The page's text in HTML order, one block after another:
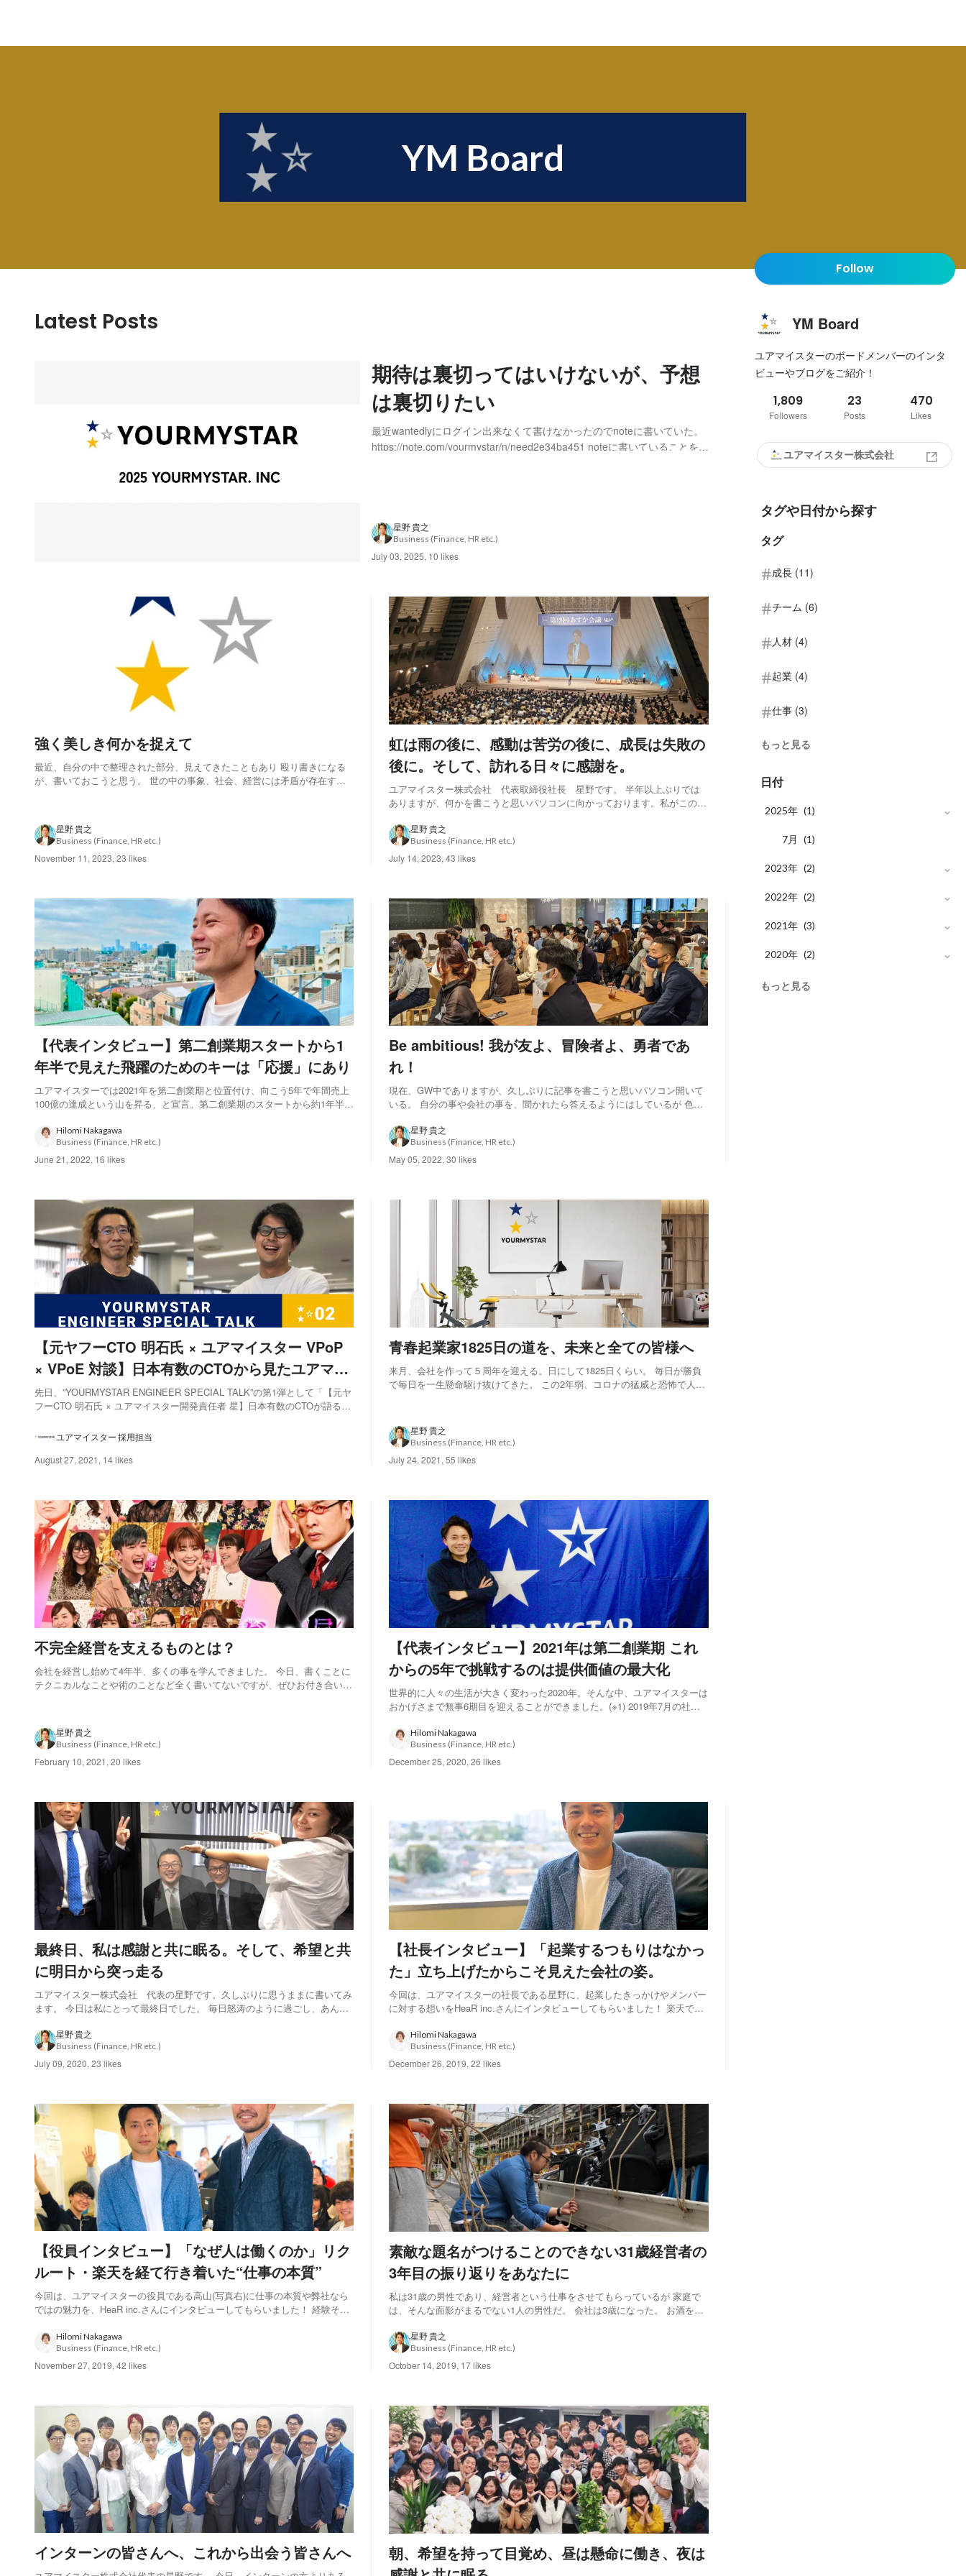
YM Board
Latest Posts
期待は裏切ってはいけないが、予想
は裏切りたい
最近wantedlyにログイン出来なくて書けなかったのでnoteに書いていた。
https://note.com/yourmystar/n/need2e34ba451 noteに書いていることをこ
星野 貴之
Business (Finance, HR etc.)
July 03, 2025, 10 likes
強く美しき何かを捉えて
最近、自分の中で整理された部分、見えてきたこともあり 殴り書きになる
が、書いておこうと思う。 世の中の事象、社会、経営には矛盾が存在す
星野 貴之
Business (Finance, HR etc.)
November 11, 2023, 23 likes
虹は雨の後に、感動は苦労の後に、成長は失敗の
後に。そして、訪れる日々に感謝を。
ユアマイスター株式会社 代表取締役社長 星野です。 半年以上ぶりでは
ありますが、何かを書こうと思いパソコンに向かっております。私がこの記
のですが、今回は、自分の中で”新しい自分が芽生え始めている”という感覚
があるのと、応援していただける方たちに改...
星野 貴之
Business (Finance, HR etc.)
July 14, 2023, 43 likes
【代表インタビュー】第二創業期スタートから1
年半で見えた飛躍のためのキーは「応援」にあり
ユアマイスターでは2021年を第二創業期と位置付け、向こう5年で年間売上
100億の達成という山を昇る、と宣言。第二創業期のスタートから約1年半経
す。 toCとtoBの2本の土台は整った、あとは走り切るのみ ー第二創業期の
スタートから1年半が経過し...
Hilomi Nakagawa
Business (Finance, HR etc.)
June 21, 2022, 16 likes
Be ambitious! 我が友よ、冒険者よ、勇者であ
れ！
現在、GW中でありますが、久しぶりに記事を書こうと思いパソコン開いて
いる。 自分の事や会社の事を、聞かれたら答えるようにはしているが 色ん
ていってるのだと思う。 応援してくださる皆様、ご利用していただけるお
客様への責任というのが本当に大きくなって...
星野 貴之
Business (Finance, HR etc.)
May 05, 2022, 30 likes
【元ヤフーCTO 明石氏 × ユアマイスター VPoP
× VPoE 対談】日本有数のCTOから見たユアマイ
スターとプロダクト
先日、”YOURMYSTAR ENGINEER SPECIAL TALK”の第1弾として「【元ヤ
フーCTO 明石氏 × ユアマイスター開発責任者 星】日本有数のCTOが語るエ
https://www.wantedly.com/companies/yourmystar/post_artic...
ユアマイスター 採用担当
August 27, 2021 , 14 likes
青春起業家1825日の道を、未来と全ての皆様へ
来月、会社を作って５周年を迎える。日にして1825日くらい。 毎日が勝負
で毎日を一生懸命駆け抜けてきた。 この2年弱、コロナの猛威と恐怖で人々
て、時間的規制や移動規制とかがなくな...
星野 貴之
Business (Finance, HR etc.)
July 24, 2021 , 55 likes
不完全経営を支えるものとは？
会社を経営し始めて4年半、多くの事を学んできました。 今日、書くことに
テクニカルなことや術のことなど全く書いてないですが、ぜひお付き合いく
送していただいた。こんな機会は滅多に...
星野 貴之
Business (Finance, HR etc.)
February 10, 2021 , 20 likes
【代表インタビュー】2021年は第二創業期 これ
からの5年で挑戦するのは提供価値の最大化
世界的に人々の生活が大きく変わった2020年。そんな中、ユアマイスターは
おかげさまで無事6期目を迎えることができました。(※1) 2019年7月の社員
とができました。2021年はさらに飛躍することを目指し、第二創業期と位置
付けています。 ...
Hilomi Nakagawa
Business (Finance, HR etc.)
December 25, 2020, 26 likes
最終日、私は感謝と共に眠る。そして、希望と共
に明日から突っ走る
ユアマイスター株式会社 代表の星野です。久しぶりに思うままに書いてみ
ます。 今日は私にとって最終日でした。 毎日怒涛のように過ごし、あんな
嵐のような、横殴りの風が吹く毎日の中に、今日は節目があった。 久しぶ
りに、心が揺さぶられる物を感じた。久し...
星野 貴之
Business (Finance, HR etc.)
July 09, 2020, 23 likes
【社長インタビュー】「起業するつもりはなかっ
た」立ち上げたからこそ見えた会社の姿。
今回は、ユアマイスターの社長である星野に、起業したきっかけやメンバー
に対する想いをHeaR inc.さんにインタビューしてもらいました！ 楽天での
直、元々起業することは考えていませんでした。 前職の楽天で働いていた
時に、投資家の方とお話をする機...
Hilomi Nakagawa
Business (Finance, HR etc.)
December 26, 2019, 22 likes
【役員インタビュー】「なぜ人は働くのか」リク
ルート・楽天を経て行き着いた“仕事の本質”
今回は、ユアマイスターの役員である高山(写真右)に仕事の本質や弊社なら
ではの魅力を、HeaR inc.さんにインタビューしてもらいました！ 経験その
ーにジョインした理由を教えてください！ 僕がジョインした理由は2つで
す。 1つは「自分ができな...
Hilomi Nakagawa
Business (Finance, HR etc.)
November 27, 2019, 42 likes
素敵な題名がつけることのできない31歳経営者の
3年目の振り返りをあなたに
私は31歳の男性であり、経営者という仕事をさせてもらっているが 家庭で
は、そんな面影がまるでない1人の男性だ。 会社は3歳になった。 お酒を飲
Youtubeを見たり 本を読んだりと「無」であることもあえて多くしている。
解釈があまり必要のない感情のまま...
星野 貴之
Business (Finance, HR etc.)
October 14, 2019, 17 likes
インターンの皆さんへ、これから出会う皆さんへ
朝、希望を持って目覚め、昼は懸命に働き、夜は
Follow
YM Board
ユアマイスターのボードメンバーのインタ
ビューやブログをご紹介！
1,809
Followers
23
Posts
470
Likes
ユアマイスター株式会社
タグや日付から探す
タグ
成長 (11)
チーム (6)
人材 (4)
起業 (4)
仕事 (3)
もっと見る
日付
2025年 (1)
7月 (1)
2023年 (2)
11月 (1)
7月 (1)
2022年 (2)
6月 (1)
5月 (1)
2021年 (3)
8月 (1)
7月 (1)
2020年 (2)
12月 (1)
もっと見る